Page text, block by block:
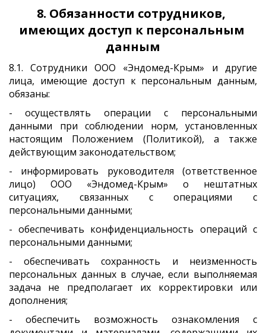
8. Обязанности сотрудников,
имеющих доступ к персональным
данным
8.1. Сотрудники ООО «Эндомед-Крым» и другие
лица, имеющие доступ к персональным данным,
обязаны:
- осуществлять операции с персональными
данными при соблюдении норм, установленных
настоящим Положением (Политикой), а также
действующим законодательством;
- информировать руководителя (ответственное
лицо) ООО «Эндомед-Крым» о нештатных
ситуациях, связанных с операциями с
персональными данными;
- обеспечивать конфиденциальность операций с
персональными данными;
- обеспечивать сохранность и неизменность
персональных данных в случае, если выполняемая
задача не предполагает их корректировки или
дополнения;
- обеспечить возможность ознакомления с